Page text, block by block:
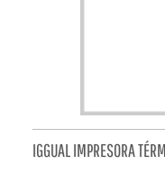
IGGUAL IMPRESORA